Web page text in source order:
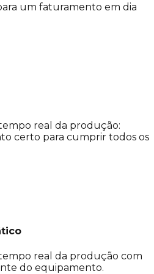
um faturamento em dia
real da produção:
certo para cumprir todos os
real da produção com
do equipamento.